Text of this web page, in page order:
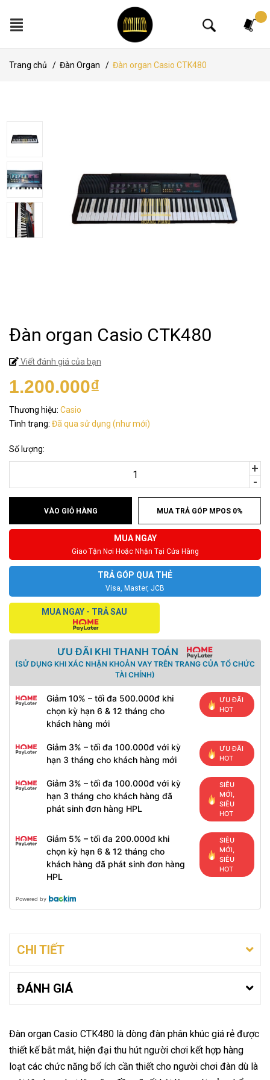
Trang chủ / Đàn Organ / Đàn organ Casio CTK480
Đàn organ Casio CTK480
Viết đánh giá của bạn
1.200.000₫
Thương hiệu: Casio
Tình trạng: Đã qua sử dụng (như mới)
Số lượng:
-
+
VÀO GIỎ HÀNG MUA TRẢ GÓP MPOS 0%
MUA NGAY
Giao Tận Nơi Hoặc Nhận Tại Cửa Hàng
TRẢ GÓP QUA THẺ
Visa, Master, JCB
MUA NGAY - TRẢ SAU
ƯU ĐÃI KHI THANH TOÁN
(SỬ DỤNG KHI XÁC NHẬN KHOẢN VAY TRÊN TRANG CỦA TỔ CHỨC
TÀI CHÍNH)
Giảm 10% – tối đa 500.000đ khi
chọn kỳ hạn 6 & 12 tháng cho
khách hàng mới
ƯU ĐÃI
HOT
Giảm 3% – tối đa 100.000đ với kỳ
hạn 3 tháng cho khách hàng mới
ƯU ĐÃI
HOT
Giảm 3% – tối đa 100.000đ với kỳ
hạn 3 tháng cho khách hàng đã
phát sinh đơn hàng HPL
SIÊU
MỚI,
SIÊU
HOT
Giảm 5% – tối đa 200.000đ khi
chọn kỳ hạn 6 & 12 tháng cho
khách hàng đã phát sinh đơn hàng
HPL
SIÊU
MỚI,
SIÊU
HOT
Powered by
CHI TIẾT
ĐÁNH GIÁ
Đàn organ Casio CTK480 là dòng đàn phân khúc giá rẻ được
thiết kế bắt mắt, hiện đại thu hút người chơi kết hợp hàng
loạt các chức năng bổ ích cần thiết cho người chơi đàn dù là